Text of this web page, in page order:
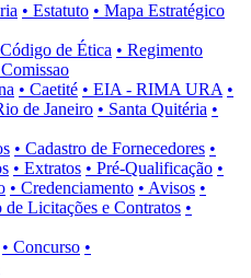
Canais
• Estatuto • Mapa Estratégico
de Ética • Regimento
• Caetité • EIA - RIMA URA •
de Janeiro • Santa Quitéria •
• Cadastro de Fornecedores •
• Extratos • Pré-Qualificação •
• Credenciamento • Avisos •
Licitações e Contratos •
• Concurso •